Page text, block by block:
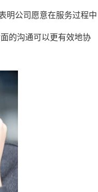
明公司愿意在服务过程中
的沟通可以更有效地协